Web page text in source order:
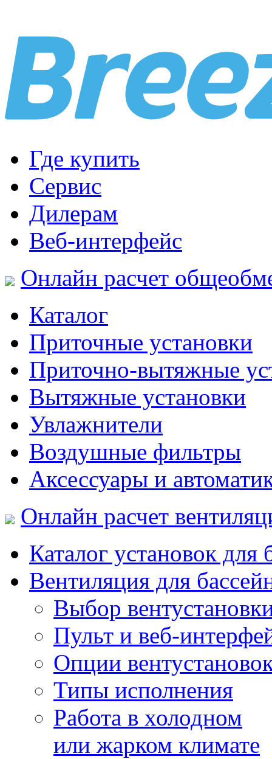
Где купить
Сервис
Дилерам
Веб-интерфейс
Онлайн расчет
Каталог
Приточные установки
Приточно-вытяжные
Вытяжные установки
Увлажнители
Воздушные фильтры
Аксессуары и
Онлайн расчет
Каталог установок для
Вентиляция для
Выбор
Пульт и веб-
Опции
Типы исполнения
Работа в холодном
или жарком климате